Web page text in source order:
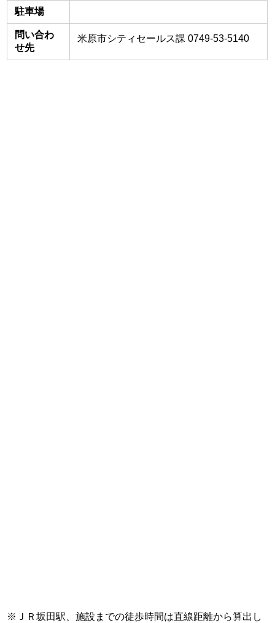
駐車場
問い合わ
せ先
米原市シティセールス課 0749-53-5140
※ＪＲ坂田駅、施設までの徒歩時間は直線距離から算出し